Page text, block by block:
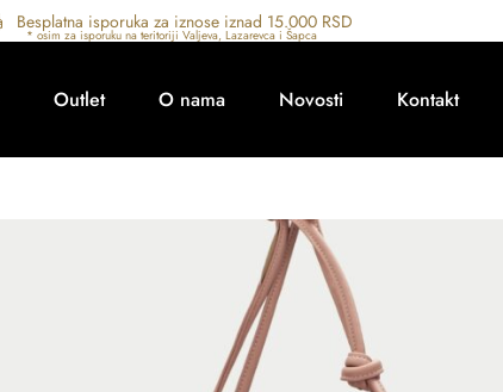
Besplatna isporuka za iznose iznad 15.000 RSD
Outlet O nama Novosti Kontakt